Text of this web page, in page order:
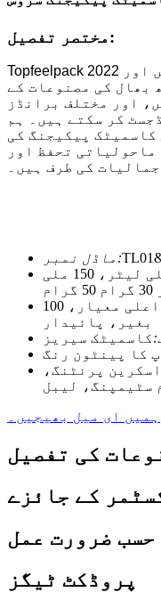
مختصر تفصیل:
Topfeelpack 2022 کے نئے عوامی ماڈلز میں بوتلیں اور
بھال کی مصنوعات کے
اور مختلف برانڈز
کر سکتے ہیں۔ ہم
کاسمیٹک پیکیجنگ کی
تحفظ اور
جمالیات کی طرف ہیں۔
ماڈل نمبر:
بوتل 50 ملی لیٹر، 120 ملی لیٹر، 150 ملی
اعلی معیار، 100% BPA مفت، بو کے
بغیر، پائیدار
کاسمیٹک سیریز
کا پینٹون رنگ
پرنٹنگ،
سٹیمپنگ، لیبل
ہمیں ای میل بھیجیں۔
کی تفصیل
کے جائزے
حسب ضرورت عمل
پروڈکٹ ٹیگز